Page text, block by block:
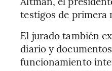
testigos de primera
El jurado también
diario y
funcionamiento